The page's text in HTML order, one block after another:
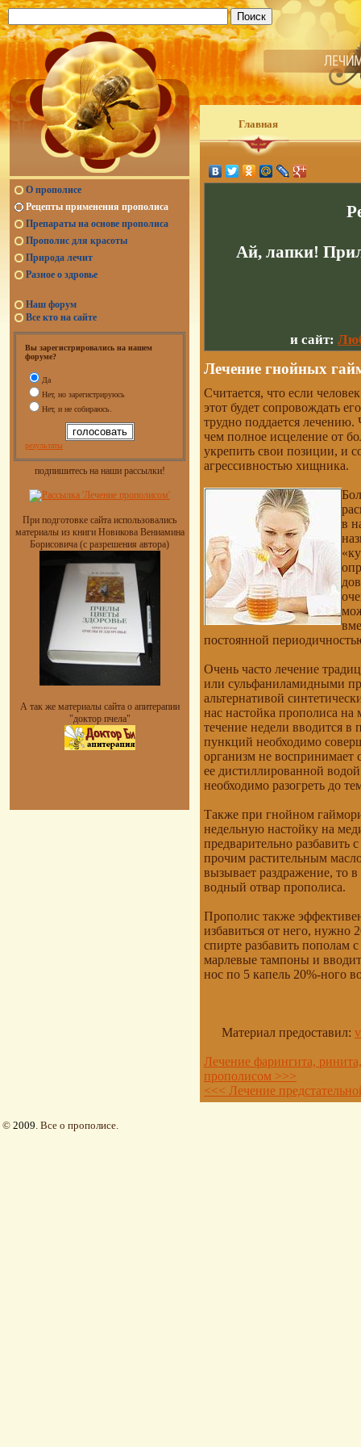
О прополисе
Рецепты применения прополиса
Препараты на основе прополиса
Прополис для красоты
Природа лечит
Разное о здровье
Наш форум
Все кто на сайте
Вы зарегистрировались на нашем
форуме?
Да
Нет, но зарегистрируюсь
Нет, и не собираюсь.
результаты
подпишитесь на наши рассылки!
При подготовке сайта использовались
материалы из книги Новикова Вениамина
Борисовича (с разрешения автора)
А так же материалы сайта о апитерапии
"доктор пчела"
Главная
Ай, лапки!
и сайт:
Лечение гнойных
Считается, что если
этот будет сопровождать
трудно поддается
чем полное исцеление от
укрепить свои позиции, и
агрессивностью хищника.
в
постоянной
Очень часто лечение
или сульфаниламидными
альтернативой
нас настойка прополиса
течение недели вводится в
пункций необходимо
организм не воспринимает
ее дистиллированной
необходимо разогреть до
Также при гнойном
недельную настойку на
предварительно
прочим растительным
вызывает раздражение, то
водный отвар прополиса.
Прополис также
избавиться от него, нужно
спирте разбавить пополам
марлевые тампоны и
нос по 5 капель 20%-ного
Материал предоставил:
Лечение фарингита,
прополисом >>>
<<< Лечение
© 2009. Все о прополисе.